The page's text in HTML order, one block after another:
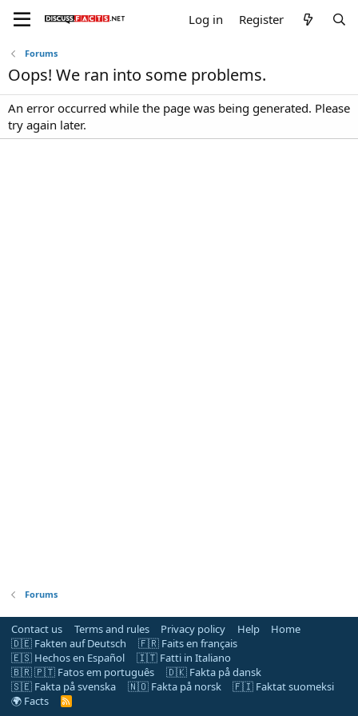
Log in Register
Forums
Oops! We ran into some problems.
An error occurred while the page was being generated. Please
try again later.
Forums
Contact us Terms and rules Privacy policy Help
Home
🇩🇪 Fakten auf Deutsch
🇫🇷 Faits en français
🇪🇸 Hechos en Español
🇮🇹 Fatti in Italiano
🇧🇷 🇵🇹 Fatos em português
🇩🇰 Fakta på dansk
🇸🇪 Fakta på svenska
🇳🇴 Fakta på norsk
🇫🇮 Faktat suomeksi
🌍 Facts
R